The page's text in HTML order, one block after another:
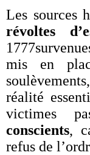
Les sources
révoltes
mis en
réalité
victimes
conscients,
refus de